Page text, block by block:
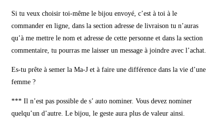
Si tu veux choisir toi-même le bijou envoyé, c’est à toi à le
commander en ligne, dans la section adresse de livraison tu n’auras
qu’à me mettre le nom et adresse de cette personne et dans la section
commentaire, tu pourras me laisser un message à joindre avec l’achat.
Es-tu prête à semer la Ma-J et à faire une différence dans la vie d’une
femme ?
*** Il n’est pas possible de s’ auto nominer. Vous devez nominer
quelqu’un d’autre. Le bijou, le geste aura plus de valeur ainsi.